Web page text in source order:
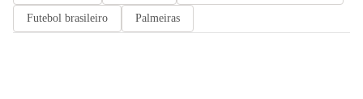
Futebol brasileiro Palmeiras